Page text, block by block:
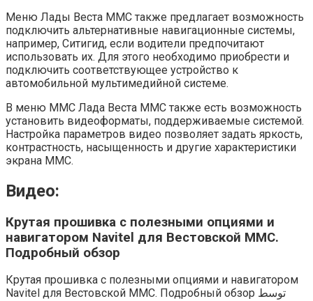
Меню Лады Веста ММС также предлагает возможность
подключить альтернативные навигационные системы,
например, Ситигид, если водители предпочитают
использовать их. Для этого необходимо приобрести и
подключить соответствующее устройство к
автомобильной мультимедийной системе.
В меню ММС Лада Веста ММС также есть возможность
установить видеоформаты, поддерживаемые системой.
Настройка параметров видео позволяет задать яркость,
контрастность, насыщенность и другие характеристики
экрана ММС.
Видео:
Крутая прошивка с полезными опциями и
навигатором Navitel для Вестовской ММС.
Подробный обзор
Крутая прошивка с полезными опциями и навигатором
Navitel для Вестовской ММС. Подробный обзор توسط